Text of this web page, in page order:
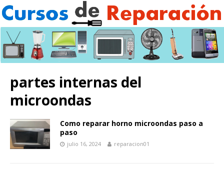
partes internas del
microondas
Como reparar horno microondas paso a
paso
julio 16, 2024 reparacion01